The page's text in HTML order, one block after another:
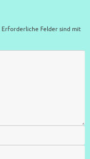
Erforderliche Felder sind mit